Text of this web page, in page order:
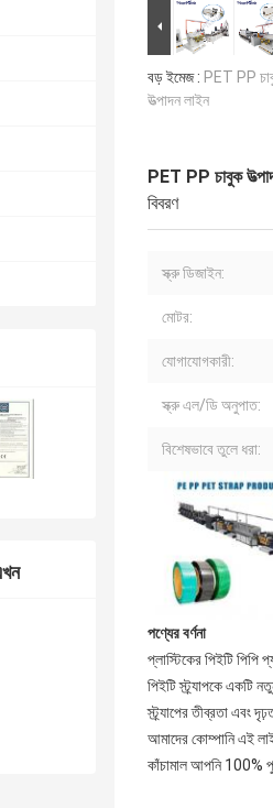
বড় ইমেজ : PET PP
উত্পাদন লাইন
PET PP চাবুক
বিবরণ
স্ক্রু ডিজাইন:
মোটর:
যোগাযোগকারী:
স্ক্রু এল/ডি অনুপাত:
বিশেষভাবে তুলে ধরা:
পণ্যের বর্ণনা
প্লাস্টিকের পিইটি পিপি
পিইটি স্ট্র্যাপকে একটি
স্ট্র্যাপের তীব্রতা এবং
আমাদের কোম্পানি এই
কাঁচামাল আপনি 100%